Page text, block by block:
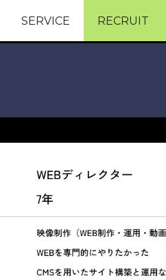
SERVICE RECRUIT